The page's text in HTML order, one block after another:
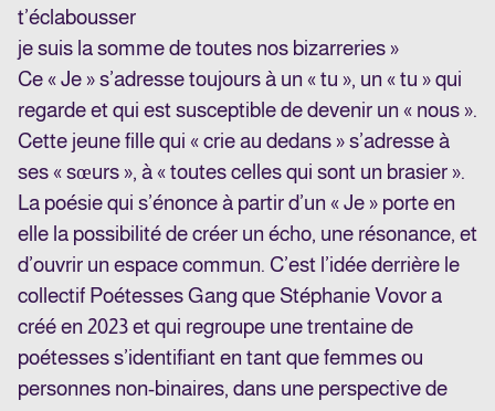
t’éclabousser
je suis la somme de toutes nos bizarreries »
Ce « Je » s’adresse toujours à un « tu », un « tu » qui
regarde et qui est susceptible de devenir un « nous ».
Cette jeune fille qui « crie au dedans » s’adresse à
ses « sœurs », à « toutes celles qui sont un brasier ».
La poésie qui s’énonce à partir d’un « Je » porte en
elle la possibilité de créer un écho, une résonance, et
d’ouvrir un espace commun. C’est l’idée derrière le
collectif Poétesses Gang que Stéphanie Vovor a
créé en 2023 et qui regroupe une trentaine de
poétesses s’identifiant en tant que femmes ou
personnes non-binaires, dans une perspective de